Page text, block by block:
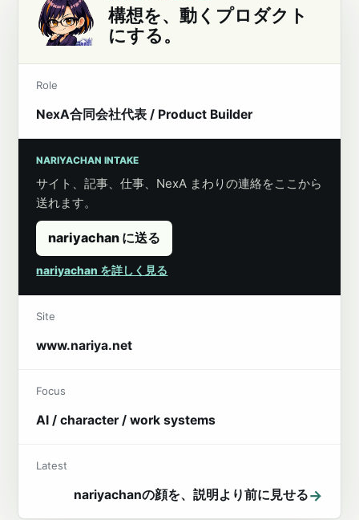
構想を、動くプロダクト
にする。
Role
NexA合同会社代表 / Product Builder
NARIYACHAN INTAKE
サイト、記事、仕事、NexA まわりの連絡をここから
送れます。
nariyachan に送る
nariyachan を詳しく見る
Site
www.nariya.net
Focus
AI / character / work systems
Latest
nariyachanの顔を、説明より前に見せる→